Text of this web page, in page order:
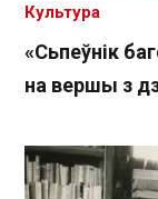
«Сьпеўнік
на вершы з
Культура